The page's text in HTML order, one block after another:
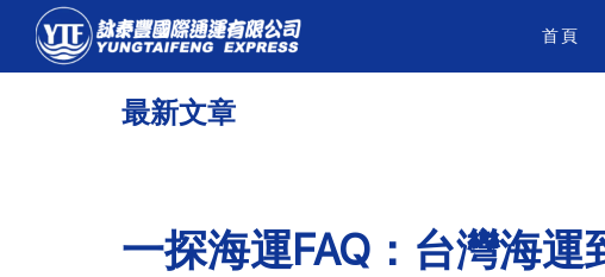
首頁
最新文章
一探海運FAQ：台灣海